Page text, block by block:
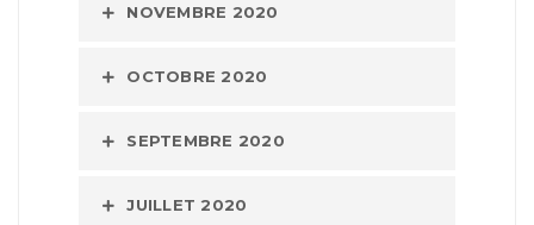
NOVEMBRE 2020
OCTOBRE 2020
SEPTEMBRE 2020
JUILLET 2020